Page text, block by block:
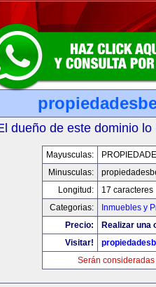
dueño de este dominio
Mayusculas:
Minusculas:
Longitud:
17 caracteres
Categorias:
Inmuebles y
Precio:
Realizar una
Visitar!
Serán consideradas